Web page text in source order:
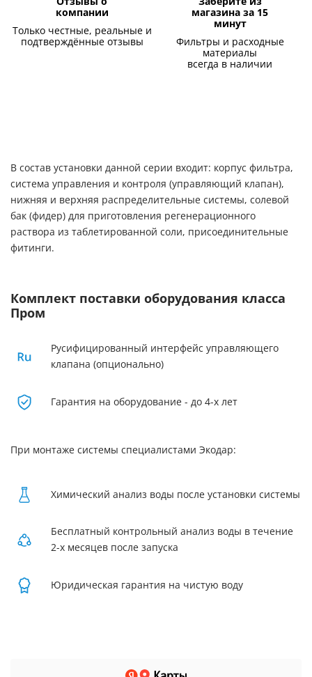
компании
Только честные, реальные и
подтверждённые отзывы
магазина за 15
минут
Фильтры и расходные
материалы
всегда в наличии
В состав установки данной серии входит: корпус фильтра,
система управления и контроля (управляющий клапан),
нижняя и верхняя распределительные системы, солевой
бак (фидер) для приготовления регенерационного
раствора из таблетированной соли, присоединительные
фитинги.
Комплект поставки оборудования класса
Пром
Русифицированный интерфейс управляющего
клапана (опционально)
Гарантия на оборудование - до 4-х лет
При монтаже системы специалистами Экодар:
Химический анализ воды после установки системы
Бесплатный контрольный анализ воды в течение
2-х месяцев после запуска
Юридическая гарантия на чистую воду